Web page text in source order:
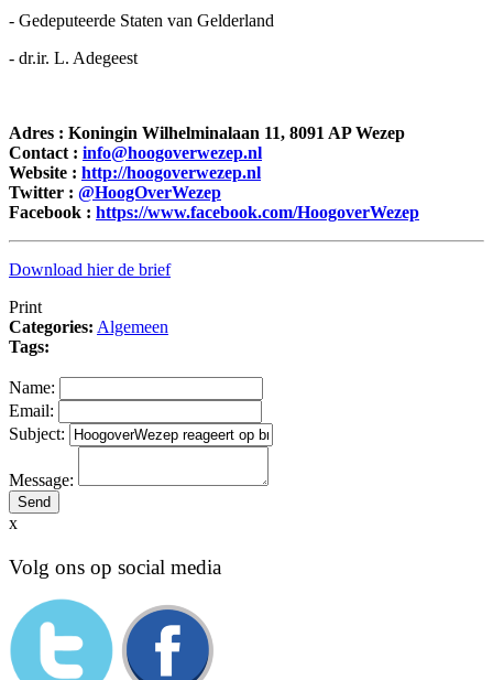
- Gedeputeerde Staten van Gelderland
- dr.ir. L. Adegeest
Adres : Koningin Wilhelminalaan 11, 8091 AP Wezep
Contact : info@hoogoverwezep.nl
Website : http://hoogoverwezep.nl
Twitter : @HoogOverWezep
Facebook : https://www.facebook.com/HoogoverWezep
Download hier de brief
Print
Categories: Algemeen
Tags:
Name:
Email:
Subject:
Message:
x
Volg ons op social media